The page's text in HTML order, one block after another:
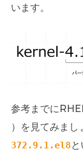
います。
参考までに
）を見てみまし
372.9.1.el8